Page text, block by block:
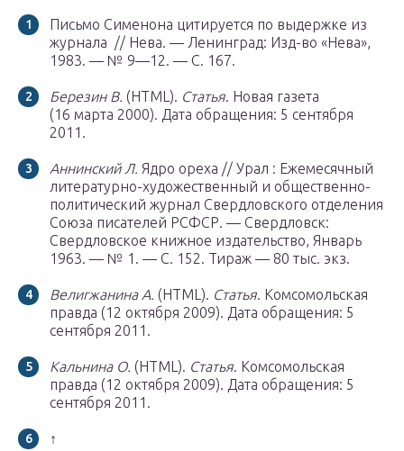
Письмо Сименона цитируется по выдержке из
журнала // Нева. — Ленинград: Изд-во «Нева»,
1983. — № 9—12. — С. 167.
Березин В. (HTML). Статья. Новая газета
(16 марта 2000). Дата обращения: 5 сентября
2011.
Аннинский Л. Ядро ореха // Урал : Ежемесячный
литературно-художественный и общественно-
политический журнал Свердловского отделения
Союза писателей РСФСР. — Свердловск:
Свердловское книжное издательство, Январь
1963. — № 1. — С. 152. Тираж — 80 тыс. экз.
Велигжанина А. (HTML). Статья. Комсомольская
правда (12 октября 2009). Дата обращения: 5
сентября 2011.
Кальнина О. (HTML). Статья. Комсомольская
правда (12 октября 2009). Дата обращения: 5
сентября 2011.
↑